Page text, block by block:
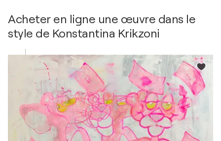
Acheter en ligne une œuvre dans le
style de Konstantina Krikzoni